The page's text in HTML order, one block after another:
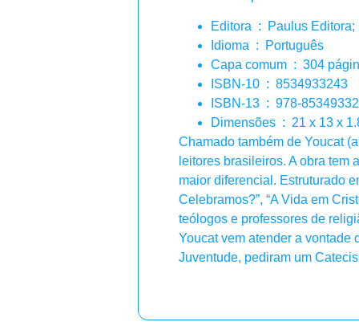
Editora ‏ : ‎ Paulus
Idioma ‏ : ‎ Português
Capa comum ‏ : ‎ 304
ISBN-10 ‏ : ‎ 8534933243
ISBN-13 ‏ : ‎ 978-
Dimensões ‏ : ‎ 21 x 13
Chamado também de Youcat
leitores brasileiros. A obra tem
maior diferencial. Estruturado
Celebramos?”, “A Vida em
teólogos e professores de
Youcat vem atender a vontade
Juventude, pediram um